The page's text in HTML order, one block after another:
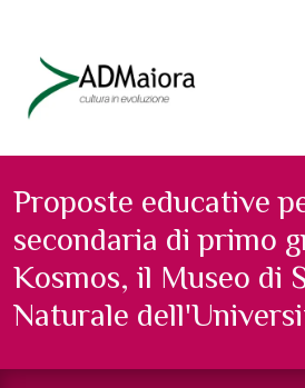
Proposte educative
secondaria di primo
Kosmos, il Museo di
Naturale